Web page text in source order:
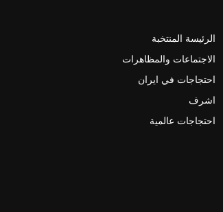
الرئيسة المنتخبة
الاجتماعات والمظاهرات
احتجاجات في ايران
اشرف
احتجاجات عالمية